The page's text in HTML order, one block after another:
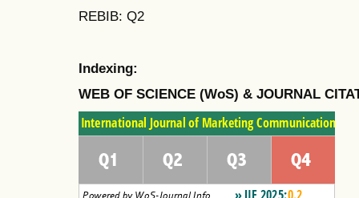
REBIB: Q2
Indexing:
WEB OF SCIENCE (WoS) & JOURNAL